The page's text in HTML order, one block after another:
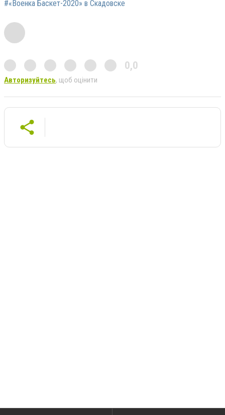
#«Военка Баскет-2020» в Скадовске
0,0
Авторизуйтесь, щоб оцінити